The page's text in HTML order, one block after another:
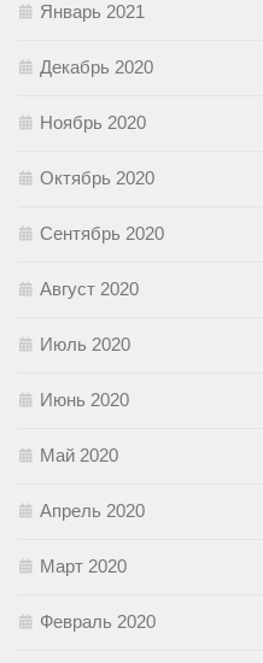
Январь 2021
Декабрь 2020
Ноябрь 2020
Октябрь 2020
Сентябрь 2020
Август 2020
Июль 2020
Июнь 2020
Май 2020
Апрель 2020
Март 2020
Февраль 2020